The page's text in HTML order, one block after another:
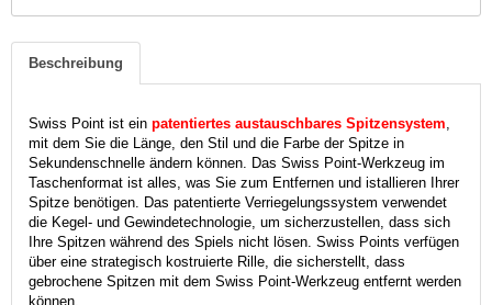
Beschreibung
Swiss Point ist ein patentiertes austauschbares Spitzensystem
mit dem Sie die Länge, den Stil und die Farbe der Spitze in
Sekundenschnelle ändern können. Das Swiss Point-Werkzeug im
Taschenformat ist alles, was Sie zum Entfernen und istallieren Ihrer
Spitze benötigen. Das patentierte Verriegelungssystem verwendet
die Kegel- und Gewindetechnologie, um sicherzustellen, dass sich
Ihre Spitzen während des Spiels nicht lösen. Swiss Points verfügen
über eine strategisch kostruierte Rille, die sicherstellt, dass
gebrochene Spitzen mit dem Swiss Point-Werkzeug entfernt werden
können.